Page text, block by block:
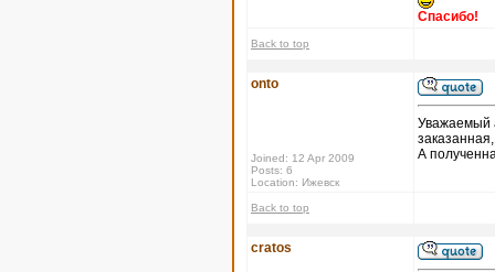
Спасибо!
Back to top
onto
Joined: 12 Apr 2009
Posts: 6
Location: Ижевск
Уважаемый
А
Back to top
cratos